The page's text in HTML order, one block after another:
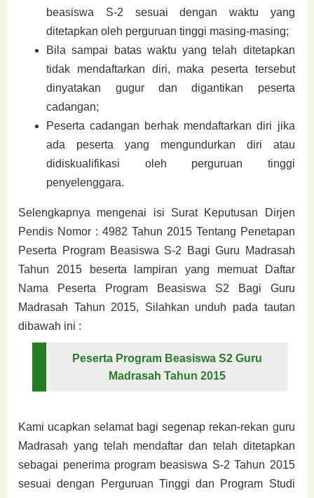
beasiswa S-2 sesuai dengan waktu yang
ditetapkan oleh perguruan tinggi masing-masing;
Bila sampai batas waktu yang telah ditetapkan
tidak mendaftarkan diri, maka peserta tersebut
dinyatakan gugur dan digantikan peserta
cadangan;
Peserta cadangan berhak mendaftarkan diri jika
ada peserta yang mengundurkan diri atau
didiskualifikasi oleh perguruan tinggi
penyelenggara.
Selengkapnya mengenai isi Surat Keputusan Dirjen
Pendis Nomor : 4982 Tahun 2015 Tentang Penetapan
Peserta Program Beasiswa S-2 Bagi Guru Madrasah
Tahun 2015 beserta lampiran yang memuat Daftar
Nama Peserta Program Beasiswa S2 Bagi Guru
Madrasah Tahun 2015, Silahkan unduh pada tautan
dibawah ini :
Peserta Program Beasiswa S2 Guru
Madrasah Tahun 2015
Kami ucapkan selamat bagi segenap rekan-rekan guru
Madrasah yang telah mendaftar dan telah ditetapkan
sebagai penerima program beasiswa S-2 Tahun 2015
sesuai dengan Perguruan Tinggi dan Program Studi